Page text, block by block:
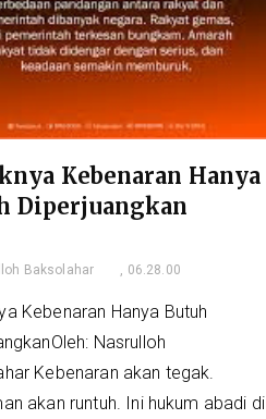
Kebenaran Hanya
Diperjuangkan
Baksolahar , 06.28.00
Kebenaran Hanya Butuh
Nasrulloh
Kebenaran akan tegak.
akan runtuh. Ini hukum abadi di